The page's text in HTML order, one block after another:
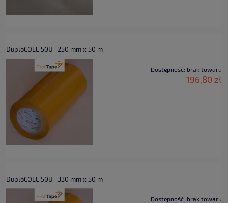
DuploCOLL 50U | 250 mm x 50 m
Dostępność: brak towaru
196,80 zł
DuploCOLL 50U | 330 mm x 50 m
Dostępność: brak towaru